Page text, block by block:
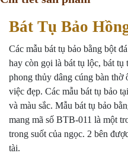
Bát Tụ Bảo
Các mẫu bát tụ bảo bằng bột
hay còn gọi là bát tụ lộc, bát
phong thủy dâng cúng bàn thờ
việc đẹp. Các mẫu bát tụ bảo
và màu sắc. Mẫu bát tụ bảo
mang mã số BTB-011 là một
trong suốt của ngọc. 2 bên
tài.